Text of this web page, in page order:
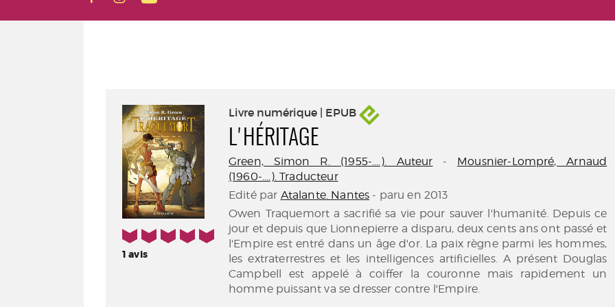
5/5
1avis
Livre numérique | EPUB
L'HÉRITAGE
Green, Simon R. (1955-....). Auteur - Mousnier-Lompré, Arnaud
(1960-....). Traducteur
Edité par Atalante. Nantes - paru en 2013
Owen Traquemort a sacrifié sa vie pour sauver l'humanité. Depuis ce
jour et depuis que Lionnepierre a disparu, deux cents ans ont passé et
l'Empire est entré dans un âge d'or. La paix règne parmi les hommes,
les extraterrestres et les intelligences artificielles. A présent Douglas
Campbell est appelé à coiffer la couronne mais rapidement un
homme puissant va se dresser contre l'Empire.